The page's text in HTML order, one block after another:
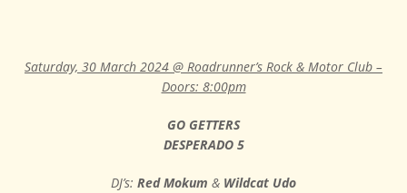
Saturday, 30 March 2024 @ Roadrunner’s Rock & Motor Club –
Doors: 8:00pm
GO GETTERS
DESPERADO 5
DJ’s: Red Mokum & Wildcat Udo